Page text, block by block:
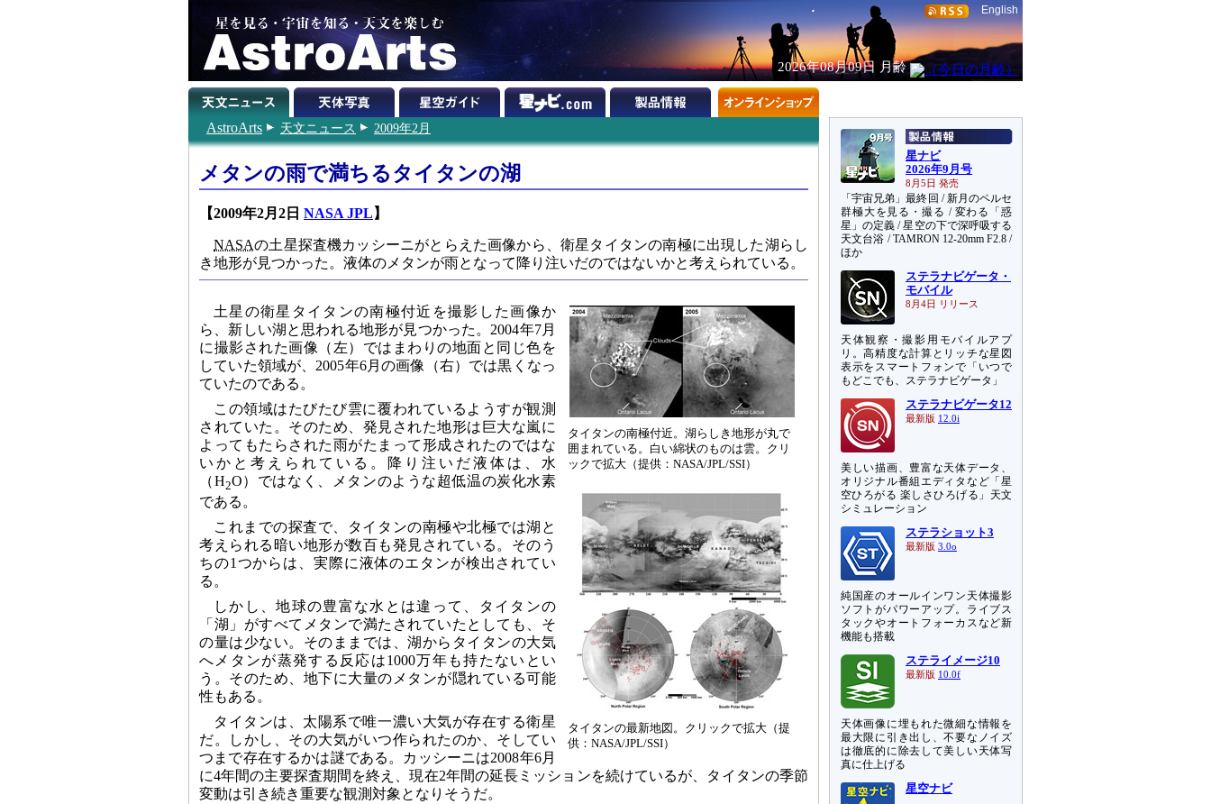
English
2026年08月09日 月齢
AstroArts 天文ニュース 2009年2月
メタンの雨で満ちるタイタンの湖
【2009年2月2日 NASA JPL 】
NASAの土星探査機カッシーニがとらえた画像から、衛星タイタンの南極に出現した湖らし
き地形が見つかった。液体のメタンが雨となって降り注いだのではないかと考えられている。
タイタンの南極付近。湖らしき地形が丸で
囲まれている。白い綿状のものは雲。クリ
ックで拡大（提供：NASA/JPL/SSI）
タイタンの最新地図。クリックで拡大（提
供：NASA/JPL/SSI）
土星の衛星タイタンの南極付近を撮影した画像か
ら、新しい湖と思われる地形が見つかった。2004年7月
に撮影された画像（左）ではまわりの地面と同じ色を
していた領域が、2005年6月の画像（右）では黒くなっ
ていたのである。
この領域はたびたび雲に覆われているようすが観測
されていた。そのため、発見された地形は巨大な嵐に
よってもたらされた雨がたまって形成されたのではな
いかと考えられている。降り注いだ液体は、水
（H2O）ではなく、メタンのような超低温の炭化水素
である。
これまでの探査で、タイタンの南極や北極では湖と
考えられる暗い地形が数百も発見されている。そのう
ちの1つからは、実際に液体のエタンが検出されてい
る。
しかし、地球の豊富な水とは違って、タイタンの
「湖」がすべてメタンで満たされていたとしても、そ
の量は少ない。そのままでは、湖からタイタンの大気
へメタンが蒸発する反応は1000万年も持たないとい
う。そのため、地下に大量のメタンが隠れている可能
性もある。
タイタンは、太陽系で唯一濃い大気が存在する衛星
だ。しかし、その大気がいつ作られたのか、そしてい
つまで存在するかは謎である。カッシーニは2008年6月
に4年間の主要探査期間を終え、現在2年間の延長ミッションを続けているが、タイタンの季節
変動は引き続き重要な観測対象となりそうだ。
星ナビ
2026年9月号
8月5日 発売
「宇宙兄弟」最終回 / 新月のペルセ
群極大を見る・撮る / 変わる「惑
星」の定義 / 星空の下で深呼吸する
天文台浴 / TAMRON 12-20mm F2.8 /
ほか
ステラナビゲータ・
モバイル
8月4日 リリース
天体観察・撮影用モバイルアプ
リ。高精度な計算とリッチな星図
表示をスマートフォンで「いつで
もどこでも、ステラナビゲータ」
ステラナビゲータ12
最新版 12.0i
美しい描画、豊富な天体データ、
オリジナル番組エディタなど「星
空ひろがる 楽しさひろげる」天文
シミュレーション
ステラショット3
最新版 3.0o
純国産のオールインワン天体撮影
ソフトがパワーアップ。ライブス
タックやオートフォーカスなど新
機能も搭載
ステライメージ10
最新版 10.0f
天体画像に埋もれた微細な情報を
最大限に引き出し、不要なノイズ
は徹底的に除去して美しい天体写
真に仕上げる
星空ナビ